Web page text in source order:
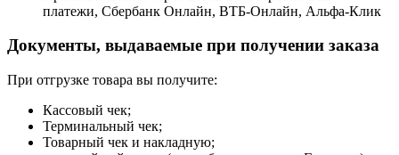
платежи, Сбербанк Онлайн, ВТБ-Онлайн, Альфа-Клик
Документы, выдаваемые при получении заказа
При отгрузке товара вы получите:
Кассовый чек;
Терминальный чек;
Товарный чек и накладную;